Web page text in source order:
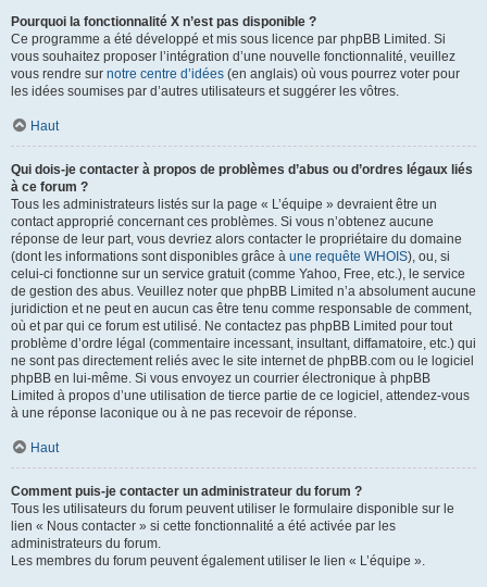
Pourquoi la fonctionnalité X n’est pas disponible ?
Ce programme a été développé et mis sous licence par phpBB Limited. Si
vous souhaitez proposer l’intégration d’une nouvelle fonctionnalité, veuillez
vous rendre sur notre centre d’idées (en anglais) où vous pourrez voter pour
les idées soumises par d’autres utilisateurs et suggérer les vôtres.
Haut
Qui dois-je contacter à propos de problèmes d’abus ou d’ordres légaux liés
à ce forum ?
Tous les administrateurs listés sur la page « L’équipe » devraient être un
contact approprié concernant ces problèmes. Si vous n’obtenez aucune
réponse de leur part, vous devriez alors contacter le propriétaire du domaine
(dont les informations sont disponibles grâce à une requête WHOIS), ou, si
celui-ci fonctionne sur un service gratuit (comme Yahoo, Free, etc.), le service
de gestion des abus. Veuillez noter que phpBB Limited n’a absolument aucune
juridiction et ne peut en aucun cas être tenu comme responsable de comment,
où et par qui ce forum est utilisé. Ne contactez pas phpBB Limited pour tout
problème d’ordre légal (commentaire incessant, insultant, diffamatoire, etc.) qui
ne sont pas directement reliés avec le site internet de phpBB.com ou le logiciel
phpBB en lui-même. Si vous envoyez un courrier électronique à phpBB
Limited à propos d’une utilisation de tierce partie de ce logiciel, attendez-vous
à une réponse laconique ou à ne pas recevoir de réponse.
Haut
Comment puis-je contacter un administrateur du forum ?
Tous les utilisateurs du forum peuvent utiliser le formulaire disponible sur le
lien « Nous contacter » si cette fonctionnalité a été activée par les
administrateurs du forum.
Les membres du forum peuvent également utiliser le lien « L’équipe ».